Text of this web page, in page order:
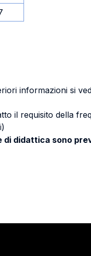
informazioni si
il requisito della
didattica sono